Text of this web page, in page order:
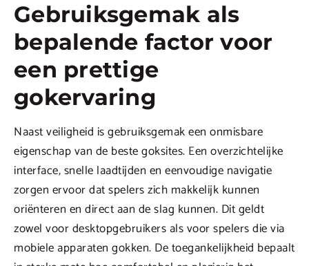
Gebruiksgemak als
bepalende factor voor
een prettige
gokervaring
Naast veiligheid is gebruiksgemak een onmisbare
eigenschap van de beste goksites. Een overzichtelijke
interface, snelle laadtijden en eenvoudige navigatie
zorgen ervoor dat spelers zich makkelijk kunnen
oriënteren en direct aan de slag kunnen. Dit geldt
zowel voor desktopgebruikers als voor spelers die via
mobiele apparaten gokken. De toegankelijkheid bepaalt